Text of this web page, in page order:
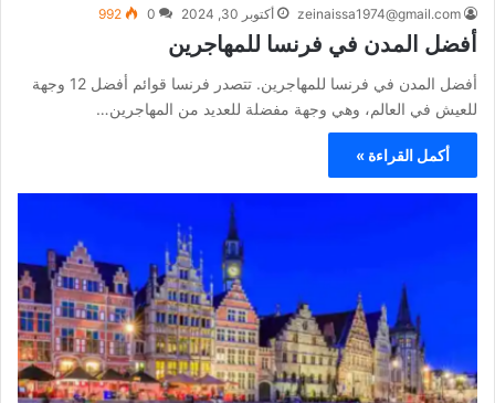
zeinaissa1974@gmail.com أكتوبر 30, 2024 0
992
أفضل المدن في فرنسا للمهاجرين
أفضل المدن في فرنسا للمهاجرين. تتصدر فرنسا قوائم أفضل 12 وجهة
للعيش في العالم، وهي وجهة مفضلة للعديد من المهاجرين…
أكمل القراءة »